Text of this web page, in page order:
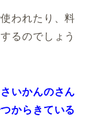
われたり、料
るのでしょう
いかんのさん
からきている